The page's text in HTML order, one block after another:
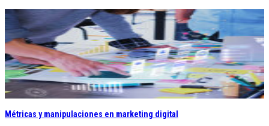
Métricas y manipulaciones en marketing digital